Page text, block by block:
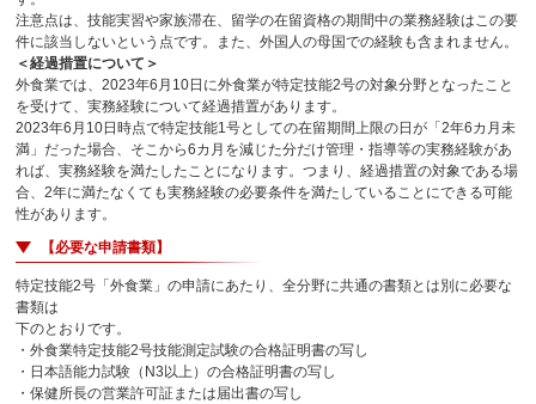
注意点は、技能実習や家族滞在、留学の在留資格の期間中の業務経験はこの要
件に該当しないという点です。また、外国人の母国での経験も含まれません。
＜経過措置について＞
外食業では、2023年6月10日に外食業が特定技能2号の対象分野となったこと
を受けて、実務経験について経過措置があります。
2023年6月10日時点で特定技能1号としての在留期間上限の日が「2年6カ月未
満」だった場合、そこから6カ月を減じた分だけ管理・指導等の実務経験があ
れば、実務経験を満たしたことになります。つまり、経過措置の対象である場
合、2年に満たなくても実務経験の必要条件を満たしていることにできる可能
性があります。
【必要な申請書類】
特定技能2号「外食業」の申請にあたり、全分野に共通の書類とは別に必要な
書類は
下のとおりです。
・外食業特定技能2号技能測定試験の合格証明書の写し
・日本語能力試験（N3以上）の合格証明書の写し
・保健所長の営業許可証または届出書の写し